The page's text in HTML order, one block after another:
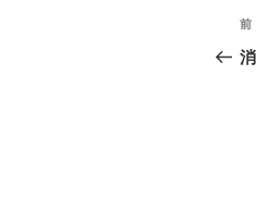
投
過
去
前